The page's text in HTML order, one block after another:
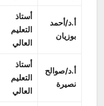
أ.د/أحمد
بوزيان
أستاذ
التعليم
العالي
أ.د/صوالح
نصيرة
أستاذ
التعليم
العالي